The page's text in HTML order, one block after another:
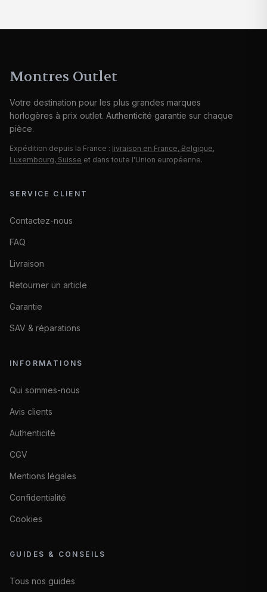
Montres Outlet
Votre destination pour les plus grandes marques
horlogères à prix outlet. Authenticité garantie sur chaque
pièce.
Expédition depuis la France : livraison en France, Belgique,
Luxembourg, Suisse et dans toute l'Union européenne.
SERVICE CLIENT
Contactez-nous
FAQ
Livraison
Retourner un article
Garantie
SAV & réparations
INFORMATIONS
Qui sommes-nous
Avis clients
Authenticité
CGV
Mentions légales
Confidentialité
Cookies
GUIDES & CONSEILS
Tous nos guides